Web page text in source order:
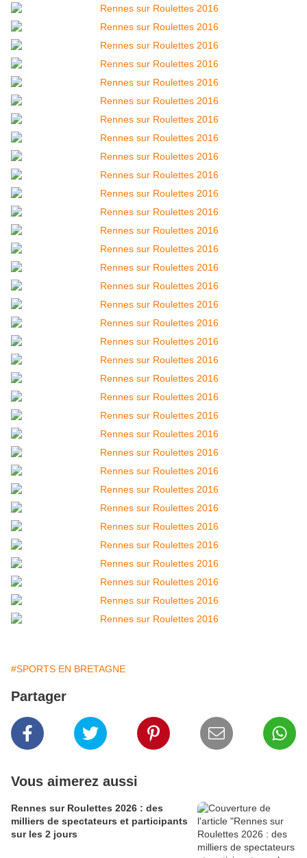
#SPORTS EN BRETAGNE
Partager
Vous aimerez aussi
Rennes sur Roulettes 2026 : des
milliers de spectateurs et participants
sur les 2 jours